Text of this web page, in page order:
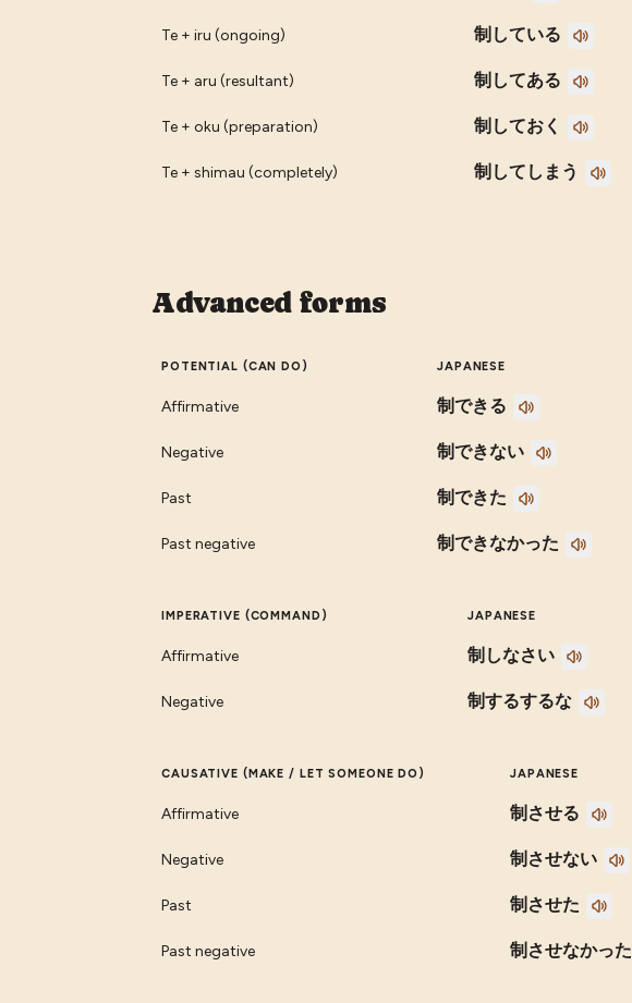
Te + iru (ongoing) 制している
Te + aru (resultant) 制してある
Te + oku (preparation) 制しておく
Te + shimau (completely) 制してしまう
Advanced forms
POTENTIAL (CAN DO) JAPANESE
Affirmative 制できる
Negative 制できない
Past 制できた
Past negative 制できなかった
IMPERATIVE (COMMAND) JAPANESE
Affirmative 制しなさい
Negative 制するするな
CAUSATIVE (MAKE / LET SOMEONE DO) JAPANESE
Affirmative 制させる
Negative 制させない
Past 制させた
Past negative 制させなかった